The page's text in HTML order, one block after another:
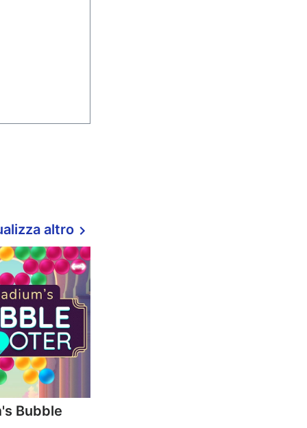
altro
Bubble